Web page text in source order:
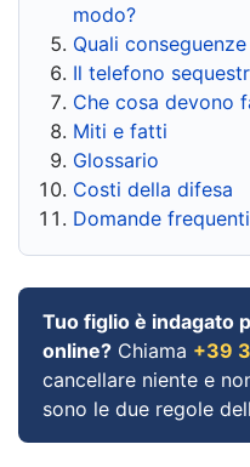
modo?
Quali
Il telefono
Che cosa devono
Miti e fatti
Glossario
Costi della difesa
Domande frequenti
Tuo figlio è indagato
online? Chiama +39
cancellare niente e
sono le due regole